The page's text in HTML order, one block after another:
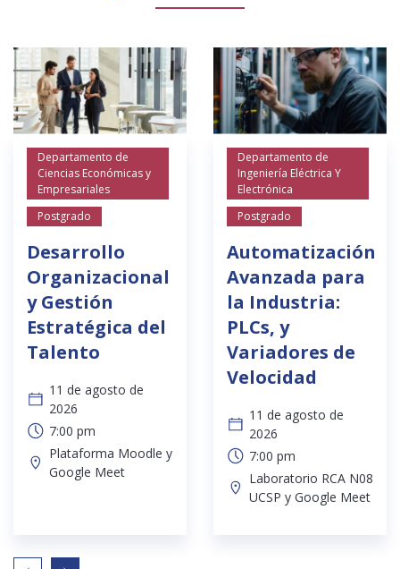
Departamento de
Ciencias Económicas y
Empresariales
Postgrado
Desarrollo
Organizacional
y Gestión
Estratégica del
Talento
11 de agosto de
2026
7:00 pm
Plataforma Moodle y
Google Meet
Departamento de
Ingeniería Eléctrica Y
Electrónica
Postgrado
Automatización
Avanzada para
la Industria:
PLCs, y
Variadores de
Velocidad
11 de agosto de
2026
7:00 pm
Laboratorio RCA N08
UCSP y Google Meet